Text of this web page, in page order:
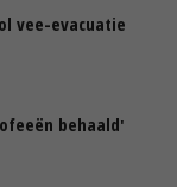
vee-evacuatie
behaald'